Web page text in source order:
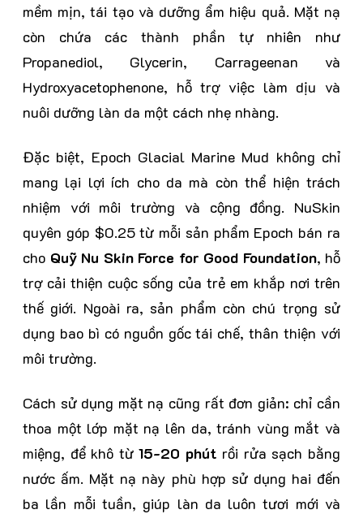
mềm mịn, tái tạo và dưỡng ẩm hiệu quả. Mặt nạ
còn chứa các thành phần tự nhiên như
Propanediol, Glycerin, Carrageenan và
Hydroxyacetophenone, hỗ trợ việc làm dịu và
nuôi dưỡng làn da một cách nhẹ nhàng.
Đặc biệt, Epoch Glacial Marine Mud không chỉ
mang lại lợi ích cho da mà còn thể hiện trách
nhiệm với môi trường và cộng đồng. NuSkin
quyên góp $0.25 từ mỗi sản phẩm Epoch bán ra
cho Quỹ Nu Skin Force for Good Foundation, hỗ
trợ cải thiện cuộc sống của trẻ em khắp nơi trên
thế giới. Ngoài ra, sản phẩm còn chú trọng sử
dụng bao bì có nguồn gốc tái chế, thân thiện với
môi trường.
Cách sử dụng mặt nạ cũng rất đơn giản: chỉ cần
thoa một lớp mặt nạ lên da, tránh vùng mắt và
miệng, để khô từ15-20 phút rồi rửa sạch bằng
nước ấm. Mặt nạ này phù hợp sử dụng hai đến
ba lần mỗi tuần, giúp làn da luôn tươi mới và